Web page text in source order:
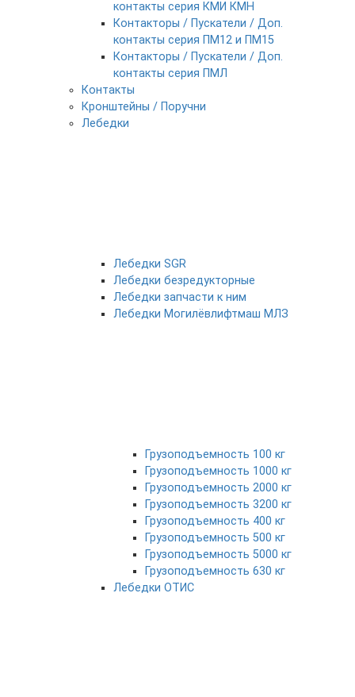
контакты серия КМИ КМН
Контакторы / Пускатели / Доп.
контакты серия ПМ12 и ПМ15
Контакторы / Пускатели / Доп.
контакты серия ПМЛ
Контакты
Кронштейны / Поручни
Лебедки
Лебедки SGR
Лебедки безредукторные
Лебедки запчасти к ним
Лебедки Могилёвлифтмаш МЛЗ
Грузоподъемность 100 кг
Грузоподъемность 1000 кг
Грузоподъемность 2000 кг
Грузоподъемность 3200 кг
Грузоподъемность 400 кг
Грузоподъемность 500 кг
Грузоподъемность 5000 кг
Грузоподъемность 630 кг
Лебедки ОТИС